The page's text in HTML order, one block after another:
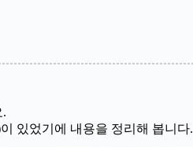
.
있었기에 내용을 정리해 봅니다.